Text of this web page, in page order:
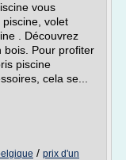
vous
volet
. Découvrez
bois. Pour profiter
piscine
cela se...
/ prix d'un